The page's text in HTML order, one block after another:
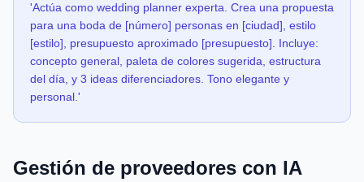
'Actúa como wedding planner experta. Crea una propuesta
para una boda de [número] personas en [ciudad], estilo
[estilo], presupuesto aproximado [presupuesto]. Incluye:
concepto general, paleta de colores sugerida, estructura
del día, y 3 ideas diferenciadores. Tono elegante y
personal.'
Gestión de proveedores con IA